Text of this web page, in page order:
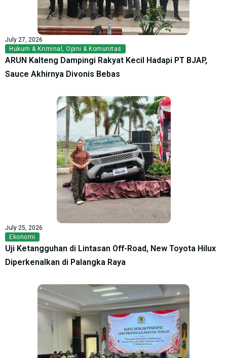
July 27, 2026
Hukum & Kriminal , Opini & Komunitas
ARUN Kalteng Dampingi Rakyat Kecil Hadapi PT BJAP,
Sauce Akhirnya Divonis Bebas
July 25, 2026
Ekonomi
Uji Ketangguhan di Lintasan Off-Road, New Toyota Hilux
Diperkenalkan di Palangka Raya